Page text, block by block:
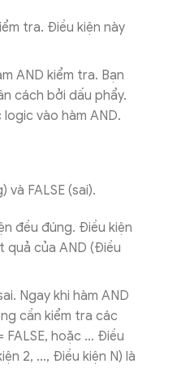
tra. Điều kiện này
AND kiểm tra. Bạn
cách bởi dấu phẩy.
vào hàm AND.
và FALSE (sai).
đều đúng. Điều kiện
quả của AND (Điều
Ngay khi hàm AND
cần kiểm tra các
FALSE, hoặc … Điều
2, …, Điều kiện N) là